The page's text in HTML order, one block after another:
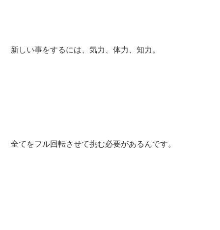
新しい事をするには、気力、体力、知力。
全てをフル回転させて挑む必要があるんです。